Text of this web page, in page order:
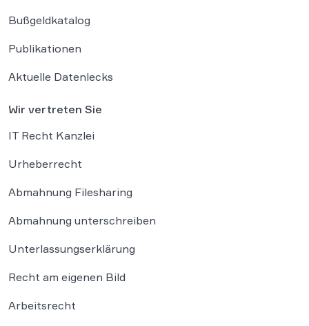
Bußgeldkatalog
Publikationen
Aktuelle Datenlecks
Wir vertreten Sie
IT Recht Kanzlei
Urheberrecht
Abmahnung Filesharing
Abmahnung unterschreiben
Unterlassungserklärung
Recht am eigenen Bild
Arbeitsrecht